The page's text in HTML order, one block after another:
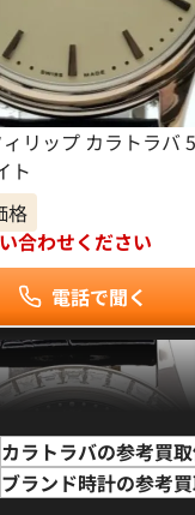
リップ カラトラバ
ト
格
合わせください
電話で聞く
カラトラバの参考買
ブランド時計の参考